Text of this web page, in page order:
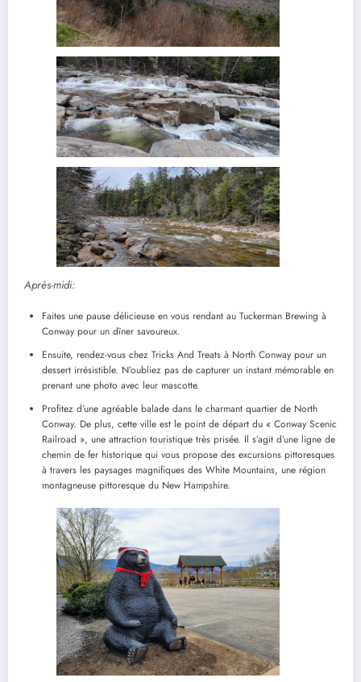
Après-midi:
Faites une pause délicieuse en vous rendant au Tuckerman Brewing à
Conway pour un dîner savoureux.
Ensuite, rendez-vous chez Tricks And Treats à North Conway pour un
dessert irrésistible. N’oubliez pas de capturer un instant mémorable en
prenant une photo avec leur mascotte.
Profitez d’une agréable balade dans le charmant quartier de North
Conway. De plus, cette ville est le point de départ du « Conway Scenic
Railroad », une attraction touristique très prisée. Il s’agit d’une ligne de
chemin de fer historique qui vous propose des excursions pittoresques
à travers les paysages magnifiques des White Mountains, une région
montagneuse pittoresque du New Hampshire.